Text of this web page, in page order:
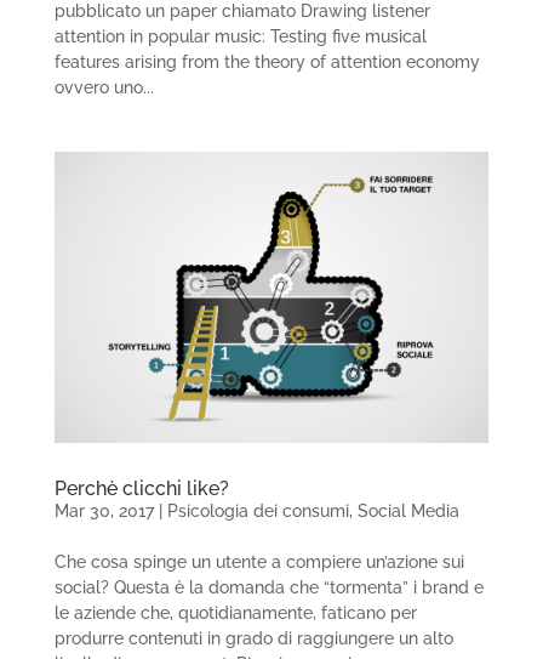
pubblicato un paper chiamato Drawing listener
attention in popular music: Testing five musical
features arising from the theory of attention economy
ovvero uno...
Perchè clicchi like?
Mar 30, 2017| Psicologia dei consumi, Social Media
Che cosa spinge un utente a compiere un’azione sui
social? Questa è la domanda che “tormenta” i brand e
le aziende che, quotidianamente, faticano per
produrre contenuti in grado di raggiungere un alto